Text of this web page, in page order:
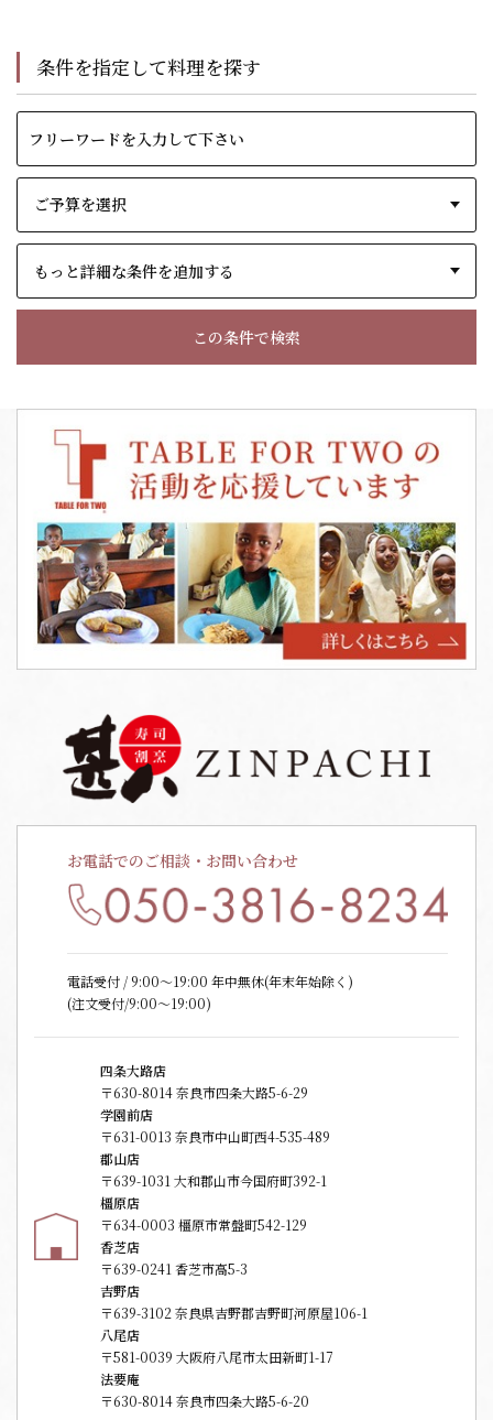
条件を指定して料理を探す
もっと詳細な条件を追加する
この条件で検索
お電話でのご相談・お問い合わせ
電話受付 / 9:00〜19:00 年中無休(年末年始除く)
(注文受付/9:00～19:00)
四条大路店
〒630-8014 奈良市四条大路5-6-29
学園前店
〒631-0013 奈良市中山町西4-535-489
郡山店
〒639-1031 大和郡山市今国府町392-1
橿原店
〒634-0003 橿原市常盤町542-129
香芝店
〒639-0241 香芝市高5-3
吉野店
〒639-3102 奈良県吉野郡吉野町河原屋106-1
八尾店
〒581-0039 大阪府八尾市太田新町1-17
法要庵
〒630-8014 奈良市四条大路5-6-20